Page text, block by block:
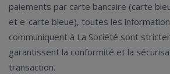
paiements par carte bancaire (carte
et e-carte bleue), toutes les
communiquent à La Société sont
garantissent la conformité et la
transaction.